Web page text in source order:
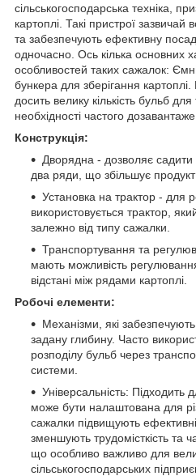
сільськогосподарська техніка,
картоплі. Такі пристрої
та забезпечують ефективну
одночасно. Ось кілька основних
особливостей таких сажалок:
бункера для зберігання
досить велику кількість бульб
необхідності частого
Конструкція:
Дворядна - дозволяє
два ряди, що збільшує
Установка на трактор - для
використовується трактор,
залежно від типу сажалки.
Транспортування та
мають можливість
відстані між рядами картоплі.
Робочі елементи:
Механізми, які
задану глибину. Часто
розподілу бульб через
системи.
Універсальність: Підходить
може бути налаштована для
сажалки підвищують
зменшують трудомісткість та
що особливо важливо для
сільськогосподарських